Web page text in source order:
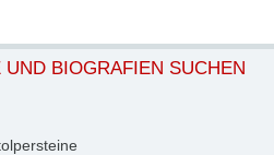
UND BIOGRAFIEN SUCHEN